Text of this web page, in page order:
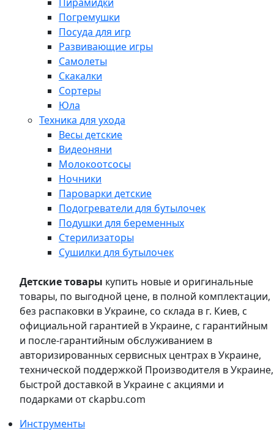
Погремушки
Посуда для игр
Развивающие игры
Самолеты
Скакалки
Сортеры
Юла
Техника для ухода
Весы детские
Видеоняни
Молокоотсосы
Ночники
Пароварки детские
Подогреватели для бутылочек
Подушки для беременных
Стерилизаторы
Сушилки для бутылочек
Детские товары купить новые и оригинальные
товары, по выгодной цене, в полной комплектации,
без распаковки в Украине, со склада в г. Киев, с
официальной гарантией в Украине, с гарантийным
и после-гарантийным обслуживанием в
авторизированных сервисных центрах в Украине,
технической поддержкой Производителя в Украине,
быстрой доставкой в Украине с акциями и
подарками от ckapbu.com
Инструменты